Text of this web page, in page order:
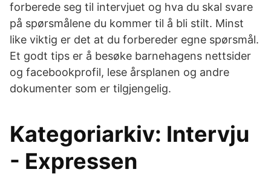
forberede seg til intervjuet og hva du skal svare
på spørsmålene du kommer til å bli stilt. Minst
like viktig er det at du forbereder egne spørsmål.
Et godt tips er å besøke barnehagens nettsider
og facebookprofil, lese årsplanen og andre
dokumenter som er tilgjengelig.
Kategoriarkiv: Intervju
- Expressen